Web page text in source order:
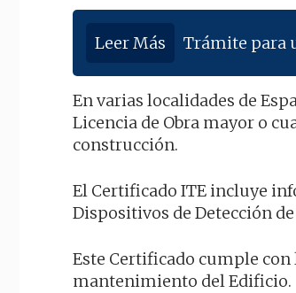
Leer Más Trámite para
En varias localidades de
Licencia de Obra mayor o
construcción.
El Certificado ITE incluye
Dispositivos de Detección
Este Certificado cumple
mantenimiento del Edificio.